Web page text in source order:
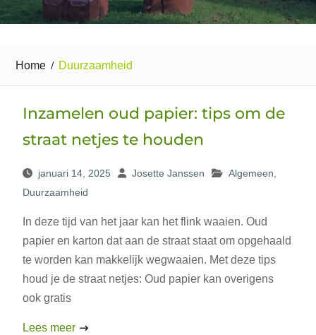
Home Duurzaamheid
Inzamelen oud papier: tips om de
straat netjes te houden
januari 14, 2025 Josette Janssen Algemeen
Duurzaamheid
In deze tijd van het jaar kan het flink waaien. Oud
papier en karton dat aan de straat staat om opgehaald
te worden kan makkelijk wegwaaien. Met deze tips
houd je de straat netjes: Oud papier kan overigens
ook gratis
Lees meer